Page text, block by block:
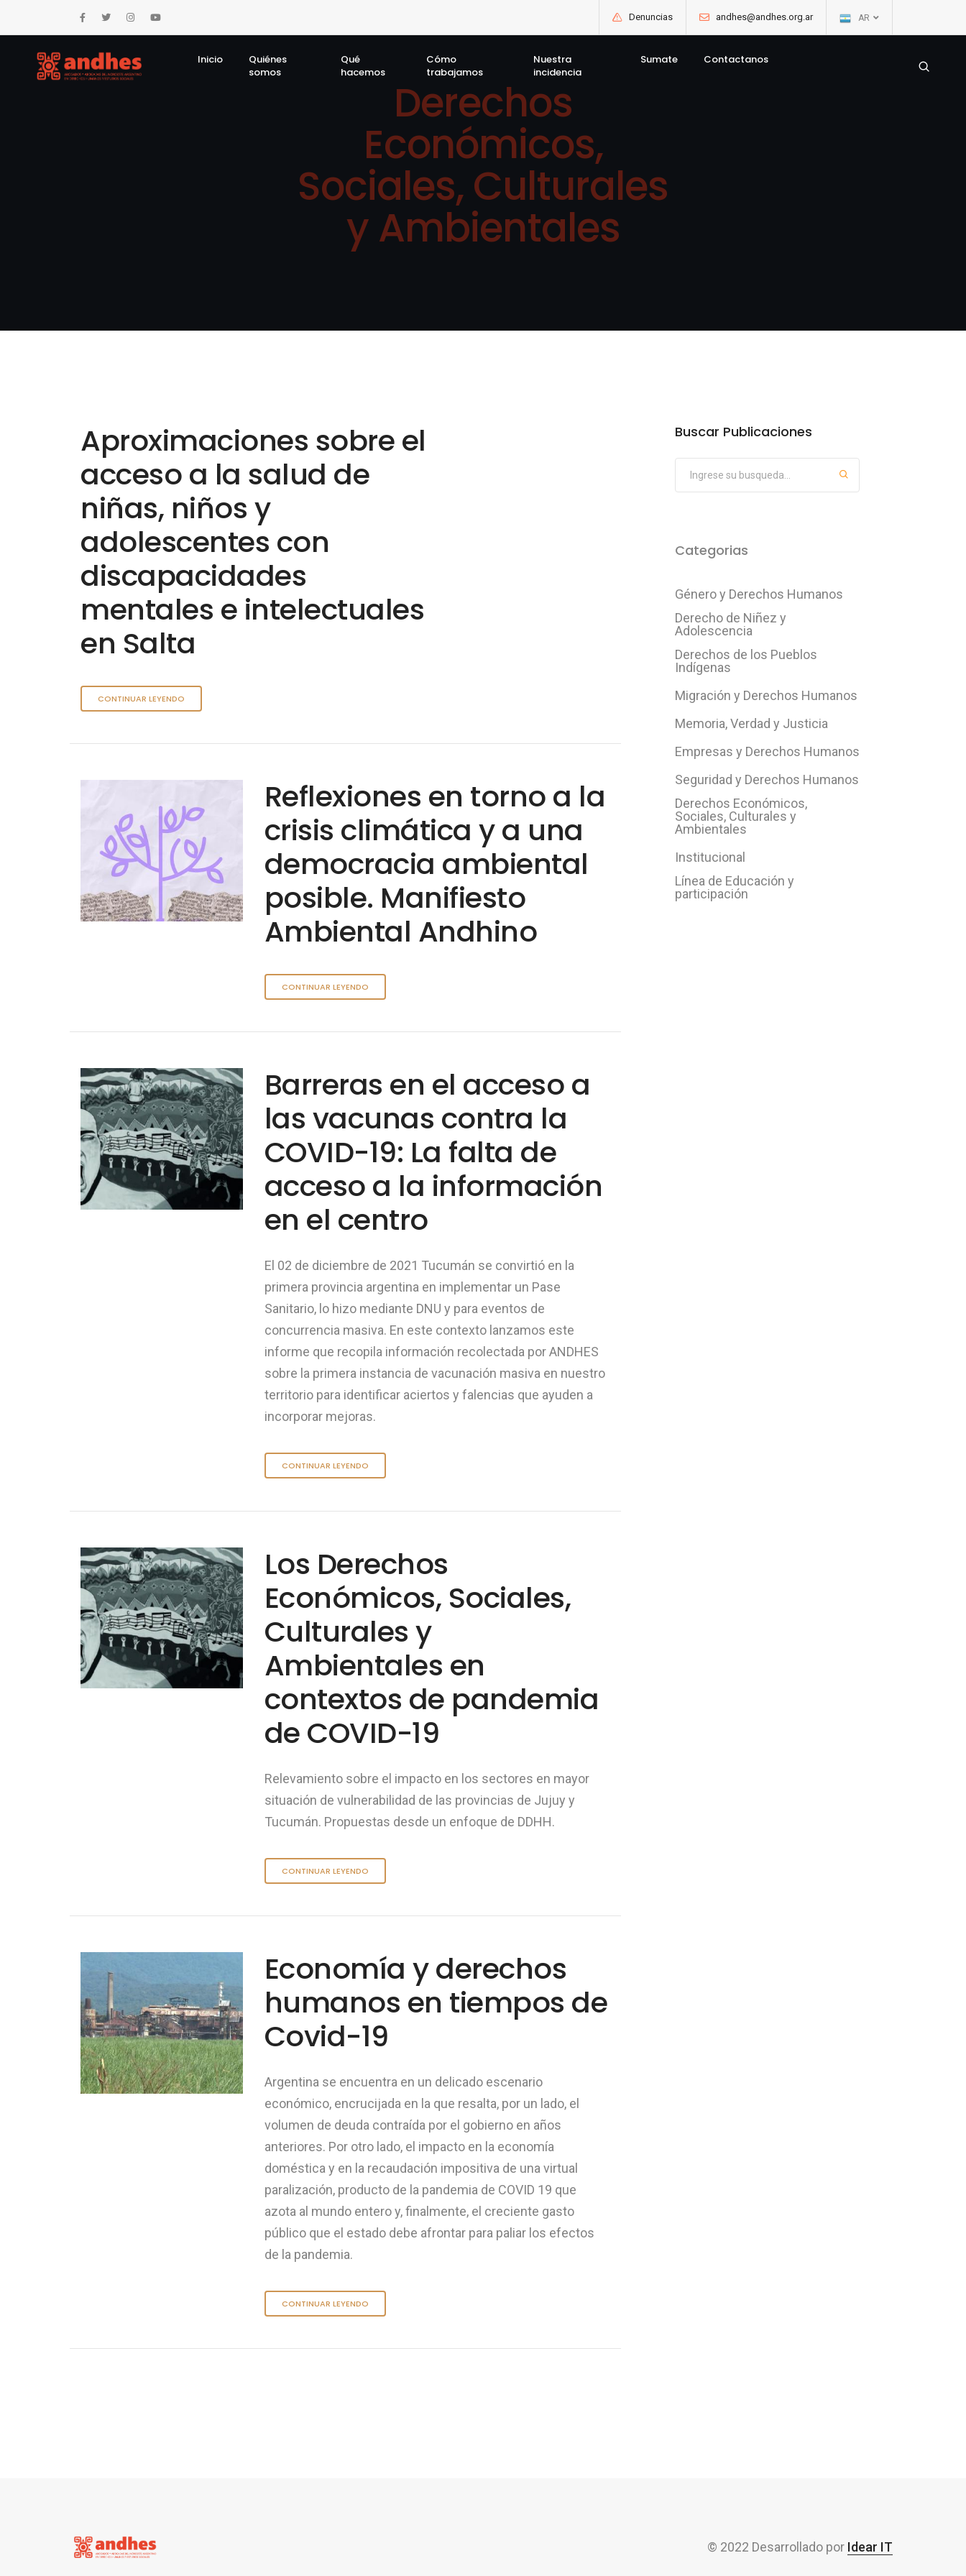
Denuncias andhes@andhes.org.ar AR
Inicio
Quiénes
somos
Qué
hacemos
Cómo
trabajamos
Nuestra
incidencia
Sumate Contactanos
Derechos
Económicos,
Sociales, Culturales
y Ambientales
Aproximaciones sobre el
acceso a la salud de
niñas, niños y
adolescentes con
discapacidades
mentales e intelectuales
en Salta
CONTINUAR LEYENDO
Reflexiones en torno a la
crisis climática y a una
democracia ambiental
posible. Manifiesto
Ambiental Andhino
CONTINUAR LEYENDO
Barreras en el acceso a
las vacunas contra la
COVID-19: La falta de
acceso a la información
en el centro
El 02 de diciembre de 2021 Tucumán se convirtió en la
primera provincia argentina en implementar un Pase
Sanitario, lo hizo mediante DNU y para eventos de
concurrencia masiva. En este contexto lanzamos este
informe que recopila información recolectada por ANDHES
sobre la primera instancia de vacunación masiva en nuestro
territorio para identificar aciertos y falencias que ayuden a
incorporar mejoras.
CONTINUAR LEYENDO
Los Derechos
Económicos, Sociales,
Culturales y
Ambientales en
contextos de pandemia
de COVID-19
Relevamiento sobre el impacto en los sectores en mayor
situación de vulnerabilidad de las provincias de Jujuy y
Tucumán. Propuestas desde un enfoque de DDHH.
CONTINUAR LEYENDO
Economía y derechos
humanos en tiempos de
Covid-19
Argentina se encuentra en un delicado escenario
económico, encrucijada en la que resalta, por un lado, el
volumen de deuda contraída por el gobierno en años
anteriores. Por otro lado, el impacto en la economía
doméstica y en la recaudación impositiva de una virtual
paralización, producto de la pandemia de COVID 19 que
azota al mundo entero y, finalmente, el creciente gasto
público que el estado debe afrontar para paliar los efectos
de la pandemia.
CONTINUAR LEYENDO
Buscar Publicaciones
Categorias
Género y Derechos Humanos
Derecho de Niñez y
Adolescencia
Derechos de los Pueblos
Indígenas
Migración y Derechos Humanos
Memoria, Verdad y Justicia
Empresas y Derechos Humanos
Seguridad y Derechos Humanos
Derechos Económicos,
Sociales, Culturales y
Ambientales
Institucional
Línea de Educación y
participación
© 2022 Desarrollado por Idear IT